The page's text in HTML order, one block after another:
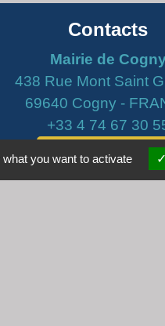
Contacts
Mairie de
438 Rue Mont Saint
69640 Cogny -
+33 4 74 67 30
Contact par
you want to activate